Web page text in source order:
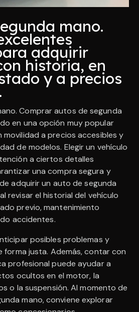
mano.
adquirir
historia, en
y a precios
Comprar autos de segunda
en una opción muy popular
movilidad a precios accesibles y
de modelos. Elegir un vehículo
a ciertos detalles
una compra segura y
adquirir un auto de segunda
revisar el historial del vehículo
previo, mantenimiento
accidentes.
posibles problemas y
forma justa. Además, contar con
profesional puede ayudar a
ocultos en el motor, la
o la suspensión. Al momento de
mano, conviene explorar